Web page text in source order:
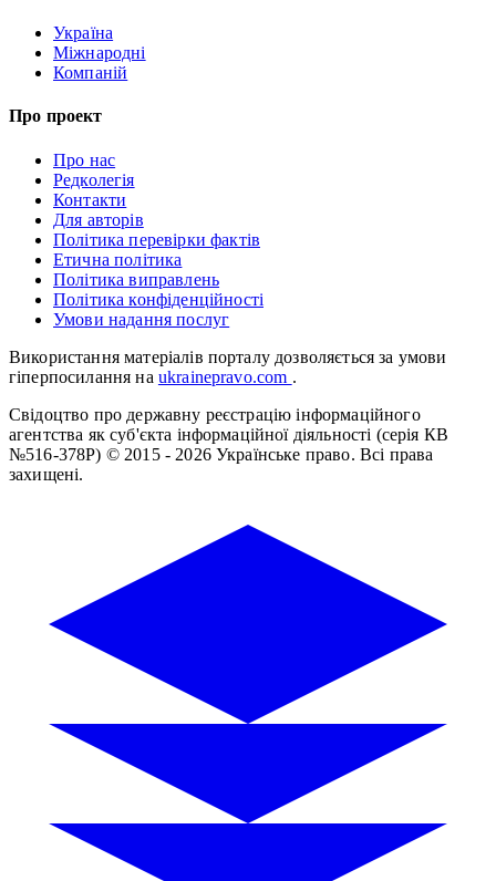
Україна
Міжнародні
Компаній
Про проект
Про нас
Редколегія
Контакти
Для авторів
Політика перевірки фактів
Етична політика
Політика виправлень
Політика конфіденційності
Умови надання послуг
Використання матеріалів порталу дозволяється за умови
гіперпосилання на ukrainepravo.com .
Свідоцтво про державну реєстрацію інформаційного
агентства як суб'єкта інформаційної діяльності (серія КВ
№516-378Р) © 2015 - 2026 Українське право. Всі права
захищені.